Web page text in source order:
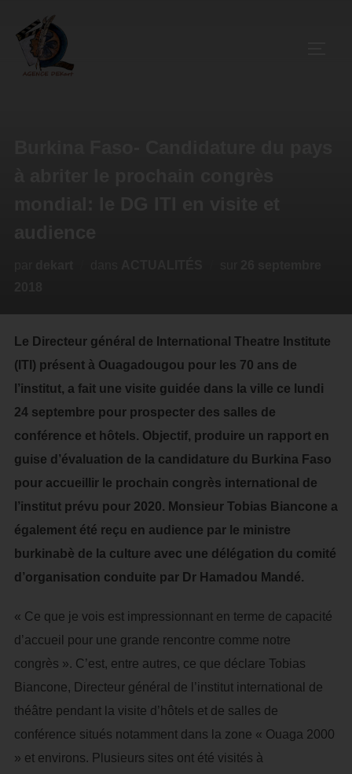
Le Directeur général de International Theatre Institute
(ITI) présent à Ouagadougou pour les 70 ans de
l’institut, a fait une visite guidée dans la ville ce lundi
24 septembre pour prospecter des salles de
conférence et hôtels. Objectif, produire un rapport en
guise d’évaluation de la candidature du Burkina Faso
pour accueillir le prochain congrès international de
l’institut prévu pour 2020. Monsieur Tobias Biancone a
également été reçu en audience par le ministre
burkinabè de la culture avec une délégation du comité
d’organisation conduite par Dr Hamadou Mandé.
« Ce que je vois est impressionnant en terme de capacité
d’accueil pour une grande rencontre comme notre
congrès ». C’est, entre autres, ce que déclare Tobias
Biancone, Directeur général de l’institut international de
théâtre pendant la visite d’hôtels et de salles de
conférence situés notamment dans la zone « Ouaga 2000
» et environs. Plusieurs sites ont été visités à